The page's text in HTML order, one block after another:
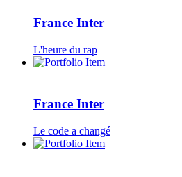
France Inter
L'heure du rap
France Inter
Le code a changé